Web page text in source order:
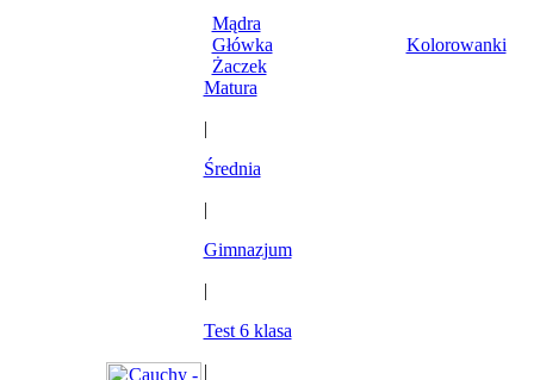
Mądra
Główka
Kolorowanki
Żaczek
Matura
|
Średnia
|
Gimnazjum
|
Test 6 klasa
|